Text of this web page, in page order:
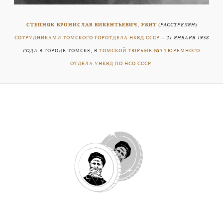
СТЕПНЯК БРОНИСЛАВ ВИКЕНТЬЕВИЧ, УБИТ(РАССТРЕЛЯН)
СОТРУДНИКАМИ ТОМСКОГО ГОРОТДЕЛА НКВД СССР – 21 ЯНВАРЯ 1938
ГОДА В ГОРОДЕ ТОМСКЕ, В ТОМСКОЙ ТЮРЬМЕ №3 ТЮРЕМНОГО
ОТДЕЛА УНКВД ПО НСО СССР.